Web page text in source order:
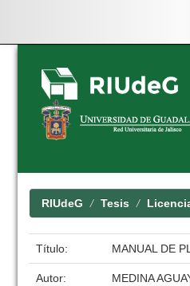
Skip
navigation
RIUdeG Tesis
Título: MANUAL DE
Autor: MEDINA